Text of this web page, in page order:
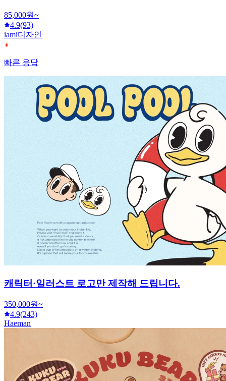
85,000원~
4.9(93)
iami디자인
빠른 응답
캐릭터·일러스트 로고만 제작해 드립니다.
350,000원~
4.9(243)
Haeman